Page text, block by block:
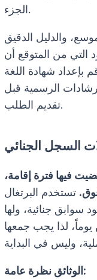
الجزء.
والدليل الدقيق
التي من المتوقع أن
بإعداد شهادة اللغة
الرسمية قبل
تقديم الطلب.
السجل الجنائي
فيها فترة إقامة،
تستخدم البرتغال
جنائية، ولها
لذا يجب جمعها
الوثائق نظرة عامة: